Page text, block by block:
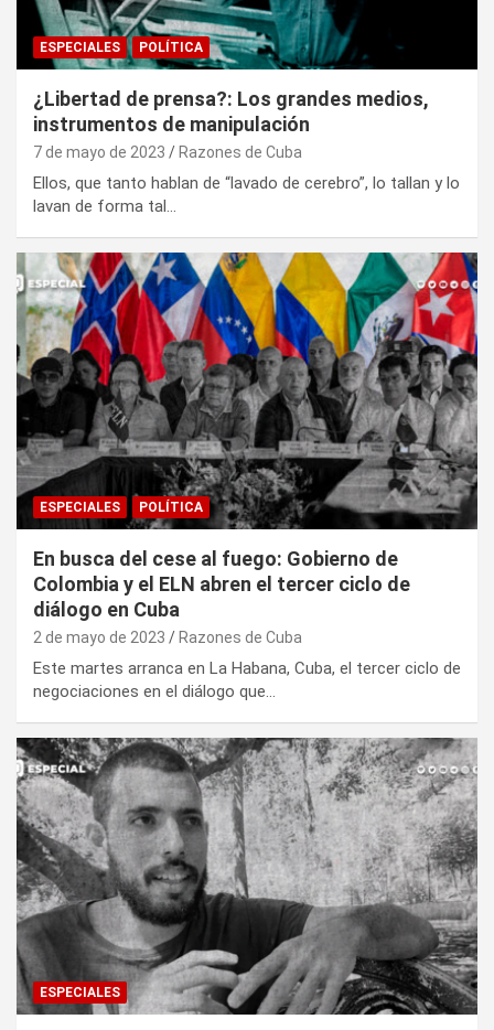
ESPECIALES POLÍTICA
¿Libertad de prensa?: Los grandes medios,
instrumentos de manipulación
7 de mayo de 2023 Razones de Cuba
Ellos, que tanto hablan de “lavado de cerebro”, lo tallan y lo
lavan de forma tal…
ESPECIALES POLÍTICA
En busca del cese al fuego: Gobierno de
Colombia y el ELN abren el tercer ciclo de
diálogo en Cuba
2 de mayo de 2023 Razones de Cuba
Este martes arranca en La Habana, Cuba, el tercer ciclo de
negociaciones en el diálogo que…
ESPECIALES